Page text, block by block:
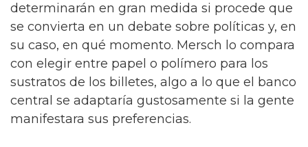
determinarán en gran medida si procede que
se convierta en un debate sobre políticas y, en
su caso, en qué momento. Mersch lo compara
con elegir entre papel o polímero para los
sustratos de los billetes, algo a lo que el banco
central se adaptaría gustosamente si la gente
manifestara sus preferencias.